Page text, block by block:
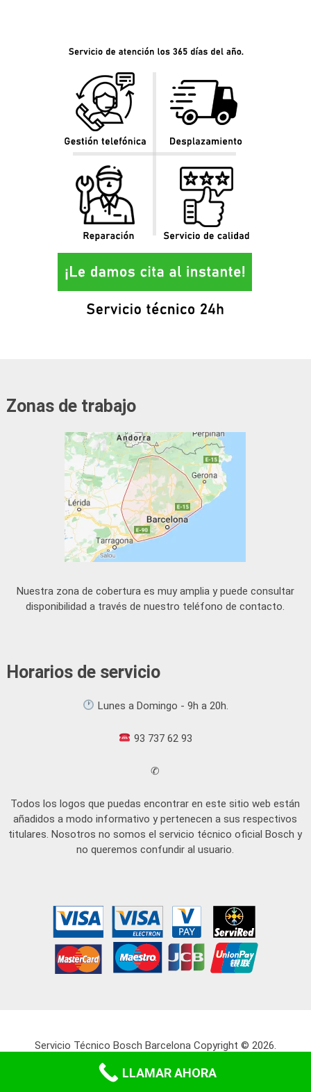
Zonas de trabajo
Nuestra zona de cobertura es muy amplia y puede consultar
disponibilidad a través de nuestro teléfono de contacto.
Horarios de servicio
Lunes a Domingo - 9h a 20h.
93 737 62 93
✆
Todos los logos que puedas encontrar en este sitio web están
añadidos a modo informativo y pertenecen a sus respectivos
titulares. Nosotros no somos el servicio técnico oficial Bosch y
no queremos confundir al usuario.
Servicio Técnico Bosch BarcelonaCopyright © 2026.
LLAMAR AHORA